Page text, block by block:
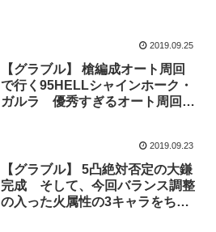
2019.09.25
【グラブル】 槍編成オート周回
で行く95HELLシャインホーク・
ガルラ 優秀すぎるオート周回で
2019.09.23
【グラブル】 5凸絶対否定の大鎌
完成 そして、今回バランス調整
の入った火属性の3キャラをちょ